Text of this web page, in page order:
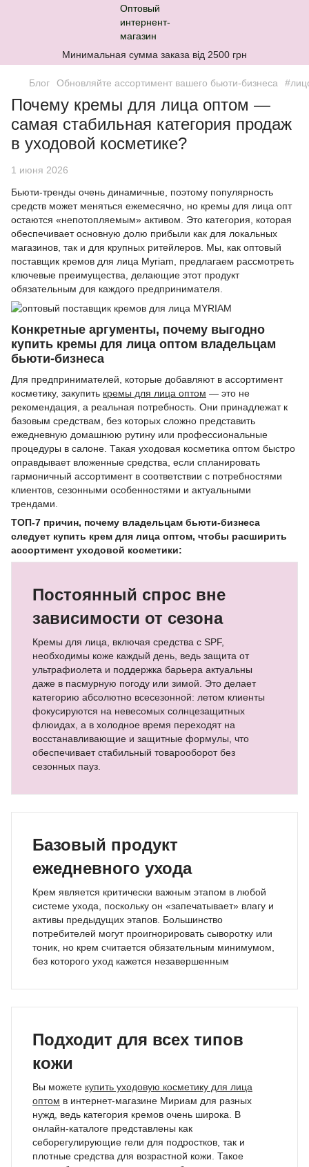
Минимальная сумма заказа від 2500 грн
Блог Обновляйте ассортимент вашего бьюти-бизнеса
Почему кремы для лица оптом —
самая стабильная категория продаж
в уходовой косметике?
1 июня 2026
Бьюти-тренды очень динамичные, поэтому популярность
средств может меняться ежемесячно, но кремы для лица опт
остаются «непотопляемым» активом. Это категория, которая
обеспечивает основную долю прибыли как для локальных
магазинов, так и для крупных ритейлеров. Мы, как оптовый
поставщик кремов для лица Myriam, предлагаем рассмотреть
ключевые преимущества, делающие этот продукт
обязательным для каждого предпринимателя.
Конкретные аргументы, почему выгодно
купить кремы для лица оптом владельцам
бьюти-бизнеса
Для предпринимателей, которые добавляют в ассортимент
косметику, закупить кремы для лица оптом — это не
рекомендация, а реальная потребность. Они принадлежат к
базовым средствам, без которых сложно представить
ежедневную домашнюю рутину или профессиональные
процедуры в салоне. Такая уходовая косметика оптом быстро
оправдывает вложенные средства, если спланировать
гармоничный ассортимент в соответствии с потребностями
клиентов, сезонными особенностями и актуальными
трендами.
ТОП-7 причин, почему владельцам бьюти-бизнеса
следует купить крем для лица оптом, чтобы расширить
ассортимент уходовой косметики:
Постоянный спрос вне
зависимости от сезона
Кремы для лица, включая средства с SPF,
необходимы коже каждый день, ведь защита от
ультрафиолета и поддержка барьера актуальны
даже в пасмурную погоду или зимой. Это делает
категорию абсолютно всесезонной: летом клиенты
фокусируются на невесомых солнцезащитных
флюидах, а в холодное время переходят на
восстанавливающие и защитные формулы, что
обеспечивает стабильный товарооборот без
сезонных пауз.
Базовый продукт
ежедневного ухода
Крем является критически важным этапом в любой
системе ухода, поскольку он «запечатывает» влагу и
активы предыдущих этапов. Большинство
потребителей могут проигнорировать сыворотку или
тоник, но крем считается обязательным минимумом,
без которого уход кажется незавершенным
Подходит для всех типов
кожи
Вы можете купить уходовую косметику для лица
оптом в интернет-магазине Мириам для разных
нужд, ведь категория кремов очень широка. В
онлайн-каталоге представлены как
себорегулирующие гели для подростков, так и
плотные средства для возрастной кожи. Такое